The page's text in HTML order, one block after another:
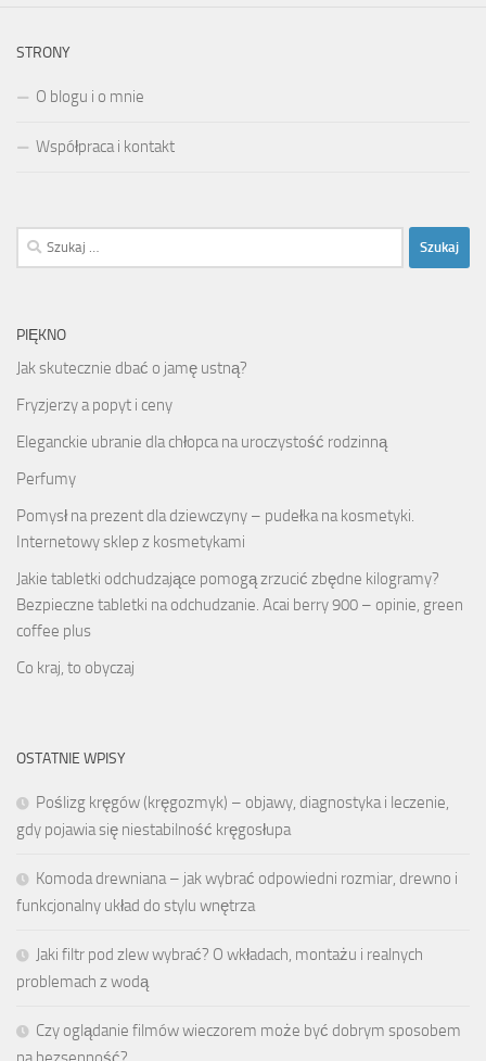
STRONY
O blogu i o mnie
Współpraca i kontakt
Szukaj:
PIĘKNO
Jak skutecznie dbać o jamę ustną?
Fryzjerzy a popyt i ceny
Eleganckie ubranie dla chłopca na uroczystość rodzinną
Perfumy
Pomysł na prezent dla dziewczyny – pudełka na kosmetyki.
Internetowy sklep z kosmetykami
Jakie tabletki odchudzające pomogą zrzucić zbędne kilogramy?
Bezpieczne tabletki na odchudzanie. Acai berry 900 – opinie, green
coffee plus
Co kraj, to obyczaj
OSTATNIE WPISY
Poślizg kręgów (kręgozmyk) – objawy, diagnostyka i leczenie,
gdy pojawia się niestabilność kręgosłupa
Komoda drewniana – jak wybrać odpowiedni rozmiar, drewno i
funkcjonalny układ do stylu wnętrza
Jaki filtr pod zlew wybrać? O wkładach, montażu i realnych
problemach z wodą
Czy oglądanie filmów wieczorem może być dobrym sposobem